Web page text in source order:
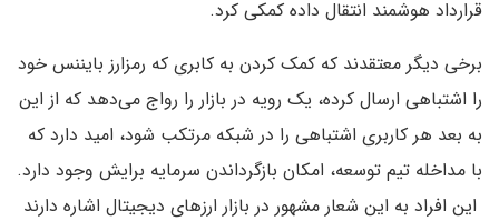
قرارداد هوشمند انتقال داده کمکی کرد.
برخی دیگر معتقدند که کمک کردن به کابری که رمزارز بایننس خود
را اشتباهی ارسال کرده، یک رویه در بازار را رواج می‌دهد که از این
به بعد هر کاربری اشتباهی را در شبکه مرتکب شود، امید دارد که
با مداخله تیم توسعه، امکان بازگرداندن سرمایه برایش وجود دارد.
این افراد به این شعار مشهور در بازار ارزهای دیجیتال اشاره دارند